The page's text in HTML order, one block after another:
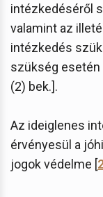
intézkedéséről
valamint az
intézkedés
szükség esetén
(2) bek.].
Az ideiglenes
érvényesül a
jogok védelme [